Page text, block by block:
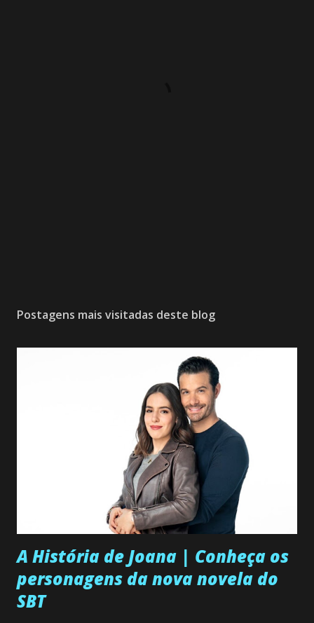
Postagens mais visitadas deste blog
A História de Joana | Conheça os
personagens da nova novela do
SBT